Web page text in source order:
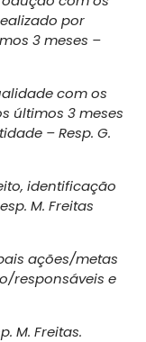
por
3 meses –
com os
últimos 3 meses
– Resp. G.
identificação
M. Freitas
ações/metas
responsáveis e
M. Freitas.